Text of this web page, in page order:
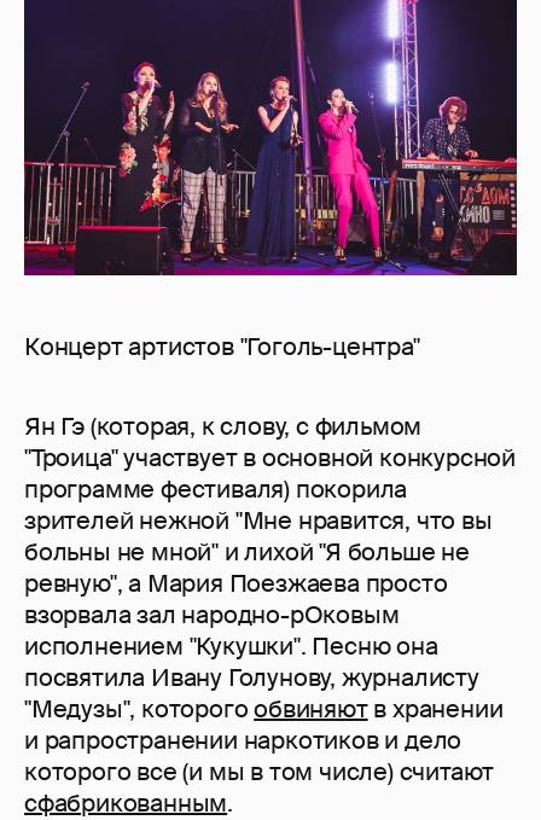
Концерт артистов "Гоголь-центра"
Ян Гэ (которая, к слову, с фильмом
"Троица" участвует в основной конкурсной
программе фестиваля) покорила
зрителей нежной "Мне нравится, что вы
больны не мной" и лихой "Я больше не
ревную", а Мария Поезжаева просто
взорвала зал народно-рОковым
исполнением "Кукушки". Песню она
посвятила Ивану Голунову, журналисту
"Медузы", которогообвиняютв хранении
и рапространении наркотиков и дело
которого все (и мы в том числе) считают
сфабрикованным.